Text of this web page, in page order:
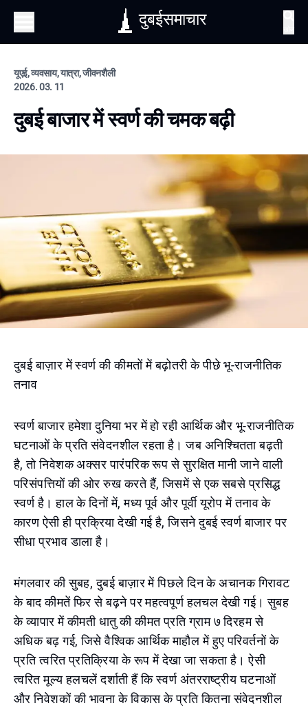
दुबईसमाचार
यूएई, व्यवसाय, यात्रा, जीवनशैली
2026. 03. 11
दुबई बाजार में स्वर्ण की चमक बढ़ी
दुबई बाज़ार में स्वर्ण की कीमतों में बढ़ोतरी के पीछे भू-राजनीतिक
तनाव
स्वर्ण बाजार हमेशा दुनिया भर में हो रही आर्थिक और भू-राजनीतिक
घटनाओं के प्रति संवेदनशील रहता है। जब अनिश्चितता बढ़ती
है, तो निवेशक अक्सर पारंपरिक रूप से सुरक्षित मानी जाने वाली
परिसंपत्तियों की ओर रुख करते हैं, जिसमें से एक सबसे प्रसिद्ध
स्वर्ण है। हाल के दिनों में, मध्य पूर्व और पूर्वी यूरोप में तनाव के
कारण ऐसी ही प्रक्रिया देखी गई है, जिसने दुबई स्वर्ण बाजार पर
सीधा प्रभाव डाला है।
मंगलवार की सुबह, दुबई बाज़ार में पिछले दिन के अचानक गिरावट
के बाद कीमतें फिर से बढ़ने पर महत्वपूर्ण हलचल देखी गई। सुबह
के व्यापार में कीमती धातु की कीमत प्रति ग्राम ७ दिरहम से
अधिक बढ़ गई, जिसे वैश्विक आर्थिक माहौल में हुए परिवर्तनों के
प्रति त्वरित प्रतिक्रिया के रूप में देखा जा सकता है। ऐसी
त्वरित मूल्य हलचलें दर्शाती हैं कि स्वर्ण अंतरराष्ट्रीय घटनाओं
और निवेशकों की भावना के विकास के प्रति कितना संवेदनशील